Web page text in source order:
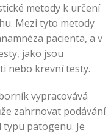
metody k určení
Mezi tyto metody
pacienta, a v
jako jsou
nebo krevní testy.
vypracovává
zahrnovat podávání
patogenu. Je